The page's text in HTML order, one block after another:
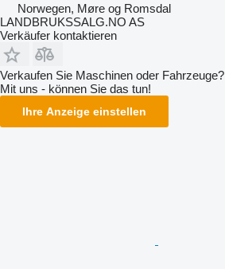
Norwegen, Møre og Romsdal
LANDBRUKSSALG.NO AS
Verkäufer kontaktieren
Verkaufen Sie Maschinen oder Fahrzeuge?
Mit uns - können Sie das tun!
Ihre Anzeige einstellen